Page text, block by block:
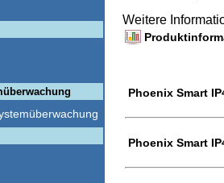
Weitere
Phoenix Smart
Phoenix Smart